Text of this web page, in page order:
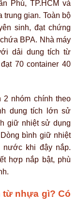
Phú, TP.HCM và
trung gian. Toàn bộ
sinh, đạt chứng
BPA. Nhà máy
dải dung tích từ
70 container 40
nhóm chính theo
dung tích lớn sử
giữ nhiệt sử dụng
bình giữ nhiệt
khi đậy nắp.
hợp nắp bật, phù
nhựa gì? Có